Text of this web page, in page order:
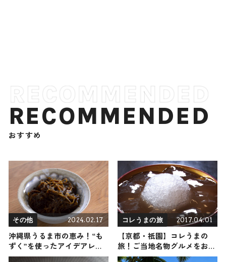
RECOMMENDED
おすすめ
その他 2024.02.17
沖縄県うるま市の恵み！“も
ずく”を使ったアイデアレシ
ピ3選 feat.料理家・大橋みち
コレうまの旅 2017.04.01
【京都・祇園】コレうまの
旅！ご当地名物グルメをお届
け